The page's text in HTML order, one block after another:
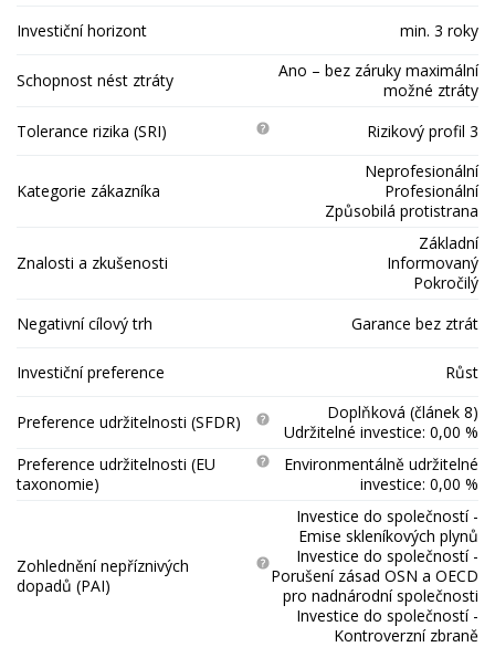
Investiční horizont min. 3 roky
Schopnost nést ztráty
Ano – bez záruky maximální
možné ztráty
Tolerance rizika (SRI)
Rizikový profil 3
Kategorie zákazníka
Neprofesionální
Profesionální
Způsobilá protistrana
Znalosti a zkušenosti
Základní
Informovaný
Pokročilý
Negativní cílový trh
Garance bez ztrát
Investiční preference Růst
Preference udržitelnosti (SFDR)
Doplňková (článek 8)
Udržitelné investice: 0,00 %
Preference udržitelnosti (EU
taxonomie)
Environmentálně udržitelné
investice: 0,00 %
Zohlednění nepříznivých
dopadů (PAI)
Investice do společností -
Emise skleníkových plynů
Investice do společností -
Porušení zásad OSN a OECD
pro nadnárodní společnosti
Investice do společností -
Kontroverzní zbraně